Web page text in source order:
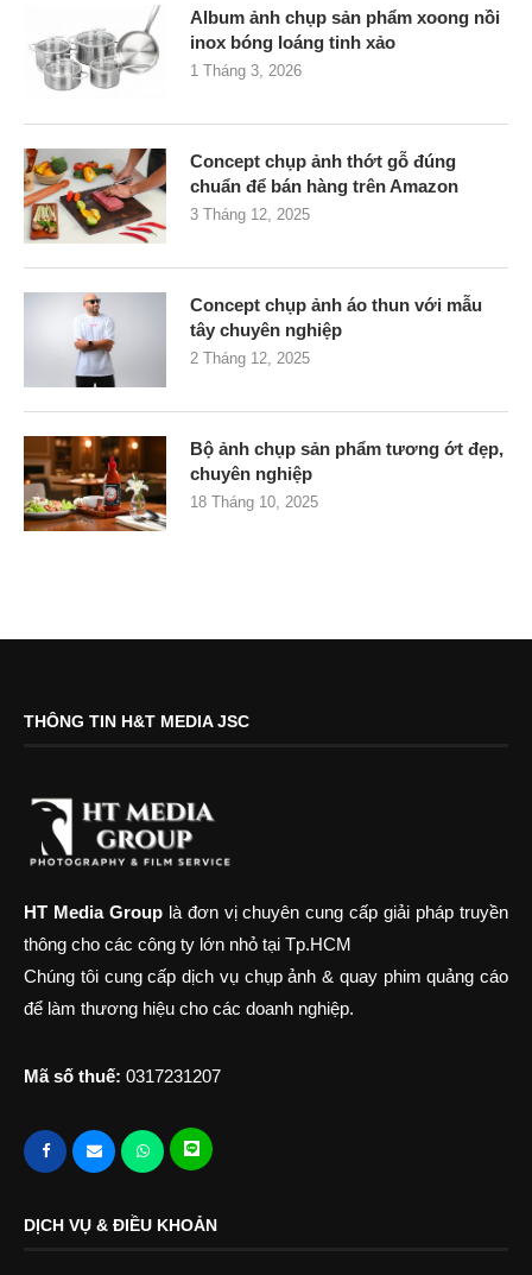
Album ảnh chụp sản phẩm xoong nồi
inox bóng loáng tinh xảo
1 Tháng 3, 2026
Concept chụp ảnh thớt gỗ đúng
chuẩn để bán hàng trên Amazon
3 Tháng 12, 2025
Concept chụp ảnh áo thun với mẫu
tây chuyên nghiệp
2 Tháng 12, 2025
Bộ ảnh chụp sản phẩm tương ớt đẹp,
chuyên nghiệp
18 Tháng 10, 2025
THÔNG TIN H&T MEDIA JSC
HT Media Grouplà đơn vị chuyên cung cấp giải pháp truyền
thông cho các công ty lớn nhỏ tại Tp.HCM
Chúng tôi cung cấp dịch vụ chụp ảnh & quay phim quảng cáo
để làm thương hiệu cho các doanh nghiệp.
Mã số thuế: 0317231207
DỊCH VỤ & ĐIỀU KHOẢN